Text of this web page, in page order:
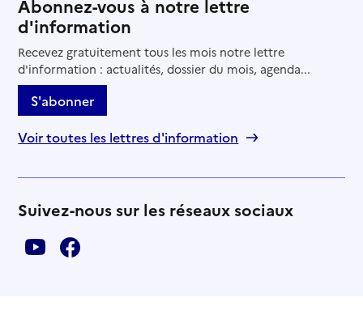
Abonnez-vous à notre lettre
d'information
Recevez gratuitement tous les mois notre lettre
d'information : actualités, dossier du mois, agenda...
S'abonner
Voir toutes les lettres d'information
Suivez-nous sur les réseaux sociaux